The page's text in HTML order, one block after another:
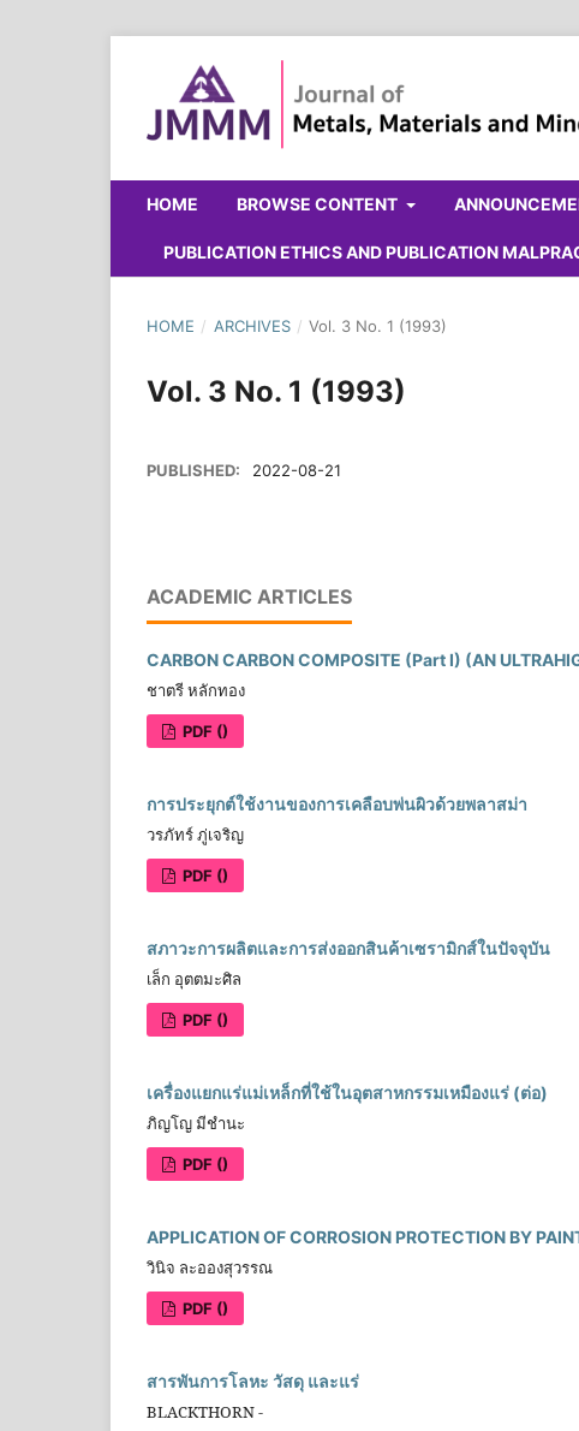
HOME BROWSE CONTENT
PUBLICATION ETHICS AND PUBLICATION
HOME / ARCHIVES / Vol. 3 No. 1 (1993)
Vol. 3 No. 1 (1993)
PUBLISHED: 2022-08-21
ACADEMIC ARTICLES
CARBON CARBON COMPOSITE (Part I) (AN
ชาตรี หลักทอง
PDF ()
การประยุกต์ใช้งานของการเคลือบพ่นผิวด้วยพลาสม่า
วรภัทร์ ภู่เจริญ
PDF ()
สภาวะการผลิตและการส่งออกสินค้าเซรามิกส์ในปัจจุบัน
เล็ก อุตตมะศิล
PDF ()
เครื่องแยกแร่แม่เหล็กที่ใช้ในอุตสาหกรรมเหมืองแร่ (ต่อ)
ภิญโญ มีชำนะ
PDF ()
APPLICATION OF CORROSION PROTECTION BY
วินิจ ละอองสุวรรณ
PDF ()
สารพันการโลหะ วัสดุ และแร่
BLACKTHORN -